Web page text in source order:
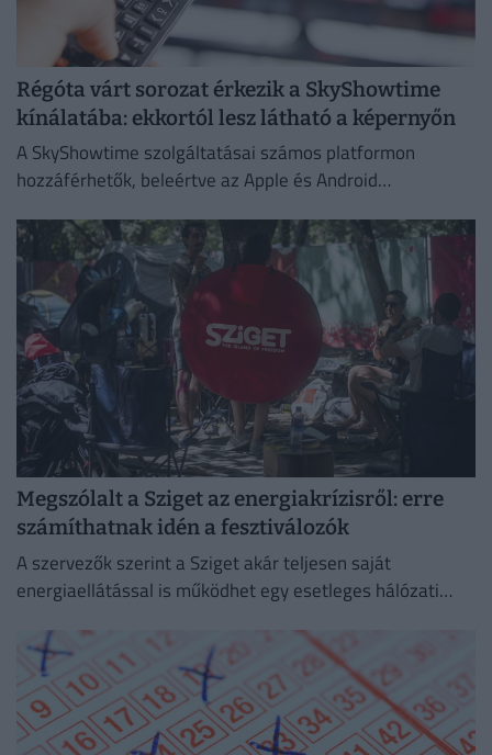
Régóta várt sorozat érkezik a SkyShowtime
kínálatába: ekkortól lesz látható a képernyőn
A SkyShowtime szolgáltatásai számos platformon
hozzáférhetők, beleértve az Apple és Android
Megszólalt a Sziget az energiakrízisről: erre
számíthatnak idén a fesztiválozók
A szervezők szerint a Sziget akár teljesen saját
energiaellátással is működhet egy esetleges hálózati